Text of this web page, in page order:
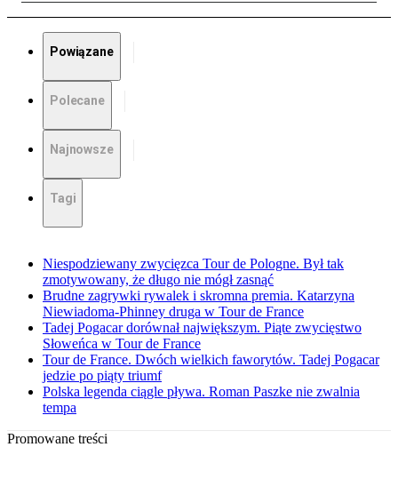
Powiązane
Polecane
Najnowsze
Tagi
Niespodziewany zwycięzca Tour de Pologne. Był tak
zmotywowany, że długo nie mógł zasnąć
Brudne zagrywki rywalek i skromna premia. Katarzyna
Niewiadoma-Phinney druga w Tour de France
Tadej Pogacar dorównał największym. Piąte zwycięstwo
Słoweńca w Tour de France
Tour de France. Dwóch wielkich faworytów. Tadej Pogacar
jedzie po piąty triumf
Polska legenda ciągle pływa. Roman Paszke nie zwalnia
tempa
Promowane treści